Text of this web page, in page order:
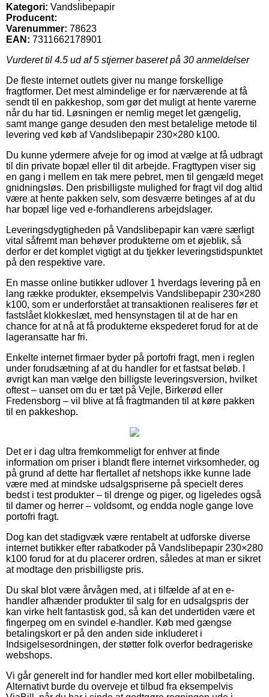
Kategori: Vandslibepapir
Producent:
Varenummer: 78623
EAN: 7311662178901
Vurderet til 4.5 ud af 5 stjerner baseret på 30 anmeldelser
De fleste internet outlets giver nu mange forskellige
fragtformer. Det mest almindelige er for nærværende at få
sendt til en pakkeshop, som gør det muligt at hente varerne
når du har tid. Løsningen er nemlig meget let gængelig,
samt mange gange desuden den mest betalelige metode til
levering ved køb af Vandslibepapir 230×280 k100.
Du kunne ydermere afveje for og imod at vælge at få udbragt
til din private bopæl eller til dit arbejde. Fragttypen viser sig
en gang i mellem en tak mere pebret, men til gengæld meget
gnidningsløs. Den prisbilligste mulighed for fragt vil dog altid
være at hente pakken selv, som desværre betinges af at du
har bopæl lige ved e-forhandlerens arbejdslager.
Leveringsdygtigheden på Vandslibepapir kan være særligt
vital såfremt man behøver produkterne om et øjeblik, så
derfor er det komplet vigtigt at du tjekker leveringstidspunktet
på den respektive vare.
En masse online butikker udlover 1 hverdags levering på en
lang række produkter, eksempelvis Vandslibepapir 230×280
k100, som er underforstået at transaktionen realiseres før et
fastslået klokkeslæt, med hensynstagen til at de har en
chance for at nå at få produkterne ekspederet forud for at de
lageransatte har fri.
Enkelte internet firmaer byder på portofri fragt, men i reglen
under forudsætning af at du handler for et fastsat beløb. I
øvrigt kan man vælge den billigste leveringsversion, hvilket
oftest – uanset om du er tæt på Vejle, Birkerød eller
Fredensborg – vil blive at få fragtmanden til at køre pakken
til en pakkeshop.
Det er i dag ultra fremkommeligt for enhver at finde
information om priser i blandt flere internet virksomheder, og
på grund af dette har flertallet af netshops ikke kunne lade
være med at mindske udsalgspriserne på specielt deres
bedst i test produkter – til drenge og piger, og ligeledes også
til damer og herrer – voldsomt, og endda nogle gange love
portofri fragt.
Dog kan det stadigvæk være rentabelt at udforske diverse
internet butikker efter rabatkoder på Vandslibepapir 230×280
k100 forud for at du placerer ordren, således at man er sikret
at modtage den prisbilligste pris.
Du skal blot være årvågen med, at i tilfælde af at en e-
handler afhænder produkter til salg for en udsalgspris der
kan virke helt fantastisk god, så kan det undertiden være et
fingerpeg om en svindel e-handler. Køb med gængse
betalingskort er på den anden side inkluderet i
Indsigelsesordningen, der støtter folk overfor bedrageriske
webshops.
Vi går generelt ind for handler med kort eller mobilbetaling.
Alternativt burde du overveje et tilbud fra eksempelvis